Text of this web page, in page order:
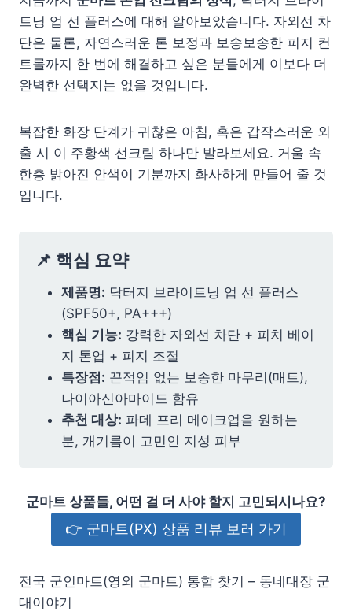
트닝 업 선 플러스에 대해 알아보았습니다. 자외선 차
단은 물론, 자연스러운 톤 보정과 보송보송한 피지 컨
트롤까지 한 번에 해결하고 싶은 분들에게 이보다 더
완벽한 선택지는 없을 것입니다.
복잡한 화장 단계가 귀찮은 아침, 혹은 갑작스러운 외
출 시 이 주황색 선크림 하나만 발라보세요. 거울 속
한층 밝아진 안색이 기분까지 화사하게 만들어 줄 것
입니다.
📌 핵심 요약
제품명: 닥터지 브라이트닝 업 선 플러스
(SPF50+, PA+++)
핵심 기능: 강력한 자외선 차단 + 피치 베이
지 톤업 + 피지 조절
특장점: 끈적임 없는 보송한 마무리(매트),
나이아신아마이드 함유
추천 대상: 파데 프리 메이크업을 원하는
분, 개기름이 고민인 지성 피부
군마트 상품들, 어떤 걸 더 사야 할지 고민되시나요?
👉 군마트(PX) 상품 리뷰 보러 가기
전국 군인마트(영외 군마트) 통합 찾기 – 동네대장 군
대이야기